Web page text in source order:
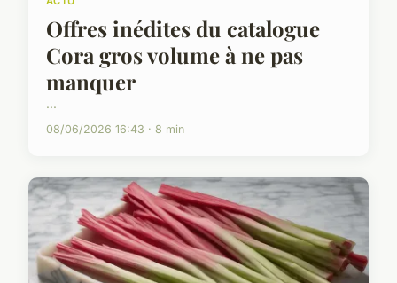
Offres inédites du catalogue
Cora gros volume à ne pas
manquer
...
08/06/2026 16:43 · 8 min